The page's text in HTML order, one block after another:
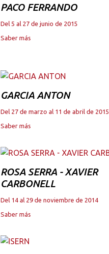
PACO FERRANDO
Del 5 al 27 de junio de 2015
Saber más
GARCIA ANTON
Del 27 de marzo al 11 de abril de 2015
Saber más
ROSA SERRA - XAVIER
CARBONELL
Del 14 al 29 de noviembre de 2014
Saber más